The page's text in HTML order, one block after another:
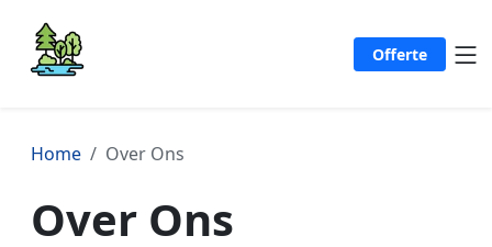
Offerte
Home Over Ons
Over Ons